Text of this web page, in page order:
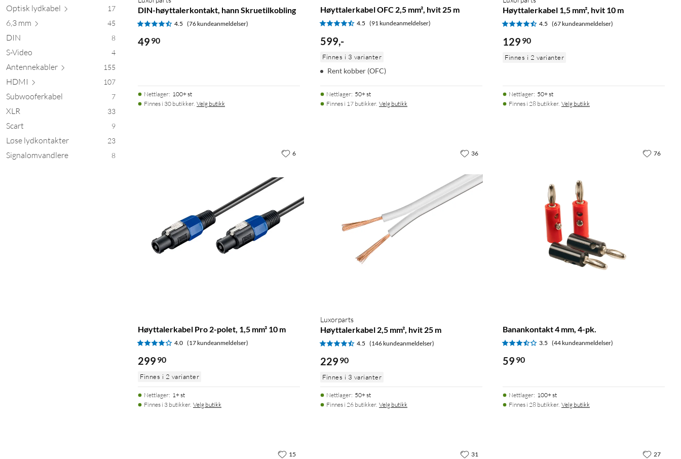
Optisk lydkabel 17
6,3 mm 45
DIN 8
S-Video 4
Antennekabler 155
HDMI 107
Subwooferkabel 7
XLR 33
Scart 9
Løse lydkontakter 23
Signalomvandlere 8
DIN-høyttalerkontakt, hann Skruetilkobling
4.5 (76 kundeanmeldelser)
49 90
Nettlager: 100+ st
Finnes i 30 butikker. Velg butikk
Høyttalerkabel OFC 2,5 mm², hvit 25 m
4.5 (91 kundeanmeldelser)
599,-
Finnes i 3 varianter
Rent kobber (OFC)
Nettlager: 50+ st
Finnes i 17 butikker. Velg butikk
Høyttalerkabel 1,5 mm², hvit 10 m
4.5 (67 kundeanmeldelser)
129 90
Finnes i 2 varianter
Nettlager: 50+ st
Finnes i 28 butikker. Velg butikk
Høyttalerkabel Pro 2-polet, 1,5 mm² 10 m
4.0 (17 kundeanmeldelser)
299 90
Finnes i 2 varianter
Nettlager: 1+ st
Finnes i 3 butikker. Velg butikk
6
Luxorparts
Høyttalerkabel 2,5 mm², hvit 25 m
4.5 (146 kundeanmeldelser)
229 90
Finnes i 3 varianter
Nettlager: 50+ st
Finnes i 26 butikker. Velg butikk
36
Banankontakt 4 mm, 4-pk.
3.5 (44 kundeanmeldelser)
59 90
Nettlager: 100+ st
Finnes i 28 butikker. Velg butikk
76
15 31 27